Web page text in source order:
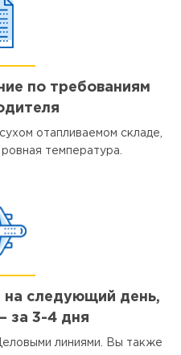
по требованиям
отапливаемом складе,
температура.
следующий день,
за 3-4 дня
линиями. Вы также